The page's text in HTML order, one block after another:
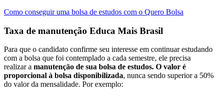
Como conseguir uma bolsa de estudos com o Quero Bolsa
Taxa de manutenção Educa Mais Brasil
Para que o candidato confirme seu interesse em continuar estudando
com a bolsa que foi contemplado a cada semestre, ele precisa
realizar a manutenção de sua bolsa de estudos. O valor é
proporcional à bolsa disponibilizada, nunca sendo superior a 50%
do valor da mensalidade. Por exemplo: